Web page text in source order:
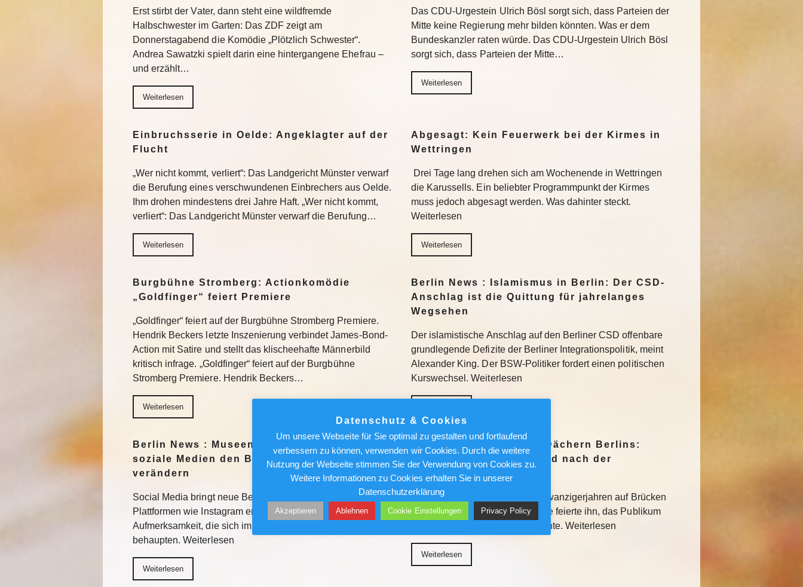
Erst stirbt der Vater, dann steht eine wildfremde
Halbschwester im Garten: Das ZDF zeigt am
Donnerstagabend die Komödie „Plötzlich Schwester“.
Andrea Sawatzki spielt darin eine hintergangene Ehefrau –
und erzählt…
Weiterlesen
Das CDU-Urgestein Ulrich Bösl sorgt sich, dass Parteien der
Mitte keine Regierung mehr bilden könnten. Was er dem
Bundeskanzler raten würde. Das CDU-Urgestein Ulrich Bösl
sorgt sich, dass Parteien der Mitte…
Weiterlesen
Einbruchsserie in Oelde: Angeklagter auf der
Flucht
„Wer nicht kommt, verliert“: Das Landgericht Münster verwarf
die Berufung eines verschwundenen Einbrechers aus Oelde.
Ihm drohen mindestens drei Jahre Haft. „Wer nicht kommt,
verliert“: Das Landgericht Münster verwarf die Berufung…
Weiterlesen
Abgesagt: Kein Feuerwerk bei der Kirmes in
Wettringen
Drei Tage lang drehen sich am Wochenende in Wettringen
die Karussells. Ein beliebter Programmpunkt der Kirmes
muss jedoch abgesagt werden. Was dahinter steckt.
Weiterlesen
Weiterlesen
Burgbühne Stromberg: Actionkomödie
„Goldfinger“ feiert Premiere
„Goldfinger“ feiert auf der Burgbühne Stromberg Premiere.
Hendrik Beckers letzte Inszenierung verbindet James-Bond-
Action mit Satire und stellt das klischeehafte Männerbild
kritisch infrage. „Goldfinger“ feiert auf der Burgbühne
Stromberg Premiere. Hendrik Beckers…
Weiterlesen
Berlin News : Islamismus in Berlin: Der CSD-
Anschlag ist die Quittung für jahrelanges
Wegsehen
Der islamistische Anschlag auf den Berliner CSD offenbare
grundlegende Defizite der Berliner Integrationspolitik, meint
Alexander King. Der BSW-Politiker fordert einen politischen
Kurswechsel. Weiterlesen
Berlin News : Museen für den Feed: Wie
soziale Medien den Blick auf Kunst
verändern
Social Media bringt neue Besucher in die Museen. Doch auf
Plattformen wie Instagram erhalten vor allem jene Motive
Aufmerksamkeit, die sich im Feed am besten
behaupten. Weiterlesen
Weiterlesen
Berlin News : Über den Dächern Berlins:
Alfred Torge und die Jagd nach der
Sensation
Ungesichert kletterte er in den Zwanzigerjahren auf Brücken
und Geschäftshäuser. Die Presse feierte ihn, das Publikum
liebte ihn – bis sein Stern verglühte. Weiterlesen
Weiterlesen
Datenschutz & Cookies
Um unsere Webseite für Sie optimal zu gestalten und fortlaufend
verbessern zu können, verwenden wir Cookies. Durch die weitere
Nutzung der Webseite stimmen Sie der Verwendung von Cookies zu.
Weitere Informationen zu Cookies erhalten Sie in unserer
Datenschutzerklärung
Akzeptieren Ablehnen Cookie Einstellungen Privacy Policy